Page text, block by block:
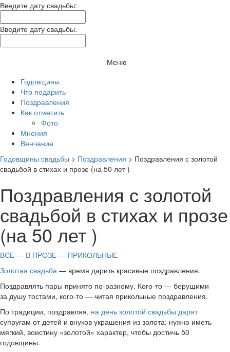
Введите дату свадьбы:
Введите дату свадьбы:
Меню
Годовщины
Что подарить
Поздравления
Как отметить
Фото
Мнения
Венчание
Годовщины свадьбы > Поздравления > Поздравления с золотой
свадьбой в стихах и прозе (на 50 лет )
Поздравления с золотой
свадьбой в стихах и прозе
(на 50 лет )
ВСЕ — В ПРОЗЕ — ПРИКОЛЬНЫЕ
Золотая свадьба — время дарить красивые поздравления.
Поздравлять пары принято по-разному. Кого-то — берущими
за душу тостами, кого-то — читая прикольные поздравления.
По традиции, поздравляя, на день золотой свадьбы дарят
супругам от детей и внуков украшения из золота: нужно иметь
мягкий, воистину «золотой» характер, чтобы достичь 50
годовщины.